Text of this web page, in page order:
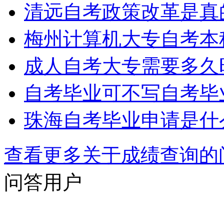
清远自考政策改革是
梅州计算机大专自考
成人自考大专需要多
自考毕业可不写自考
珠海自考毕业申请是
查看更多关于成绩查询
问答用户